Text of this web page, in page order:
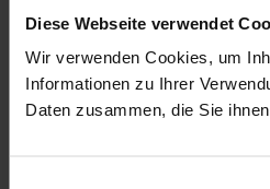
Diese Webseite verwendet
Wir verwenden Cookies, um
Informationen zu Ihrer
Daten zusammen, die Sie